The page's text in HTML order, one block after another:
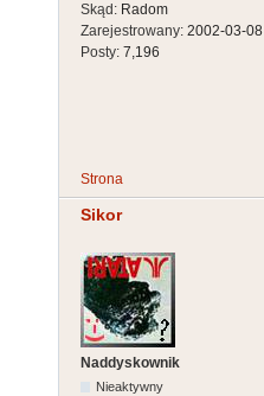
Skąd: Radom
Zarejestrowany: 2002-03-08
Posty: 7,196
Strona
Sikor
Naddyskownik
Nieaktywny